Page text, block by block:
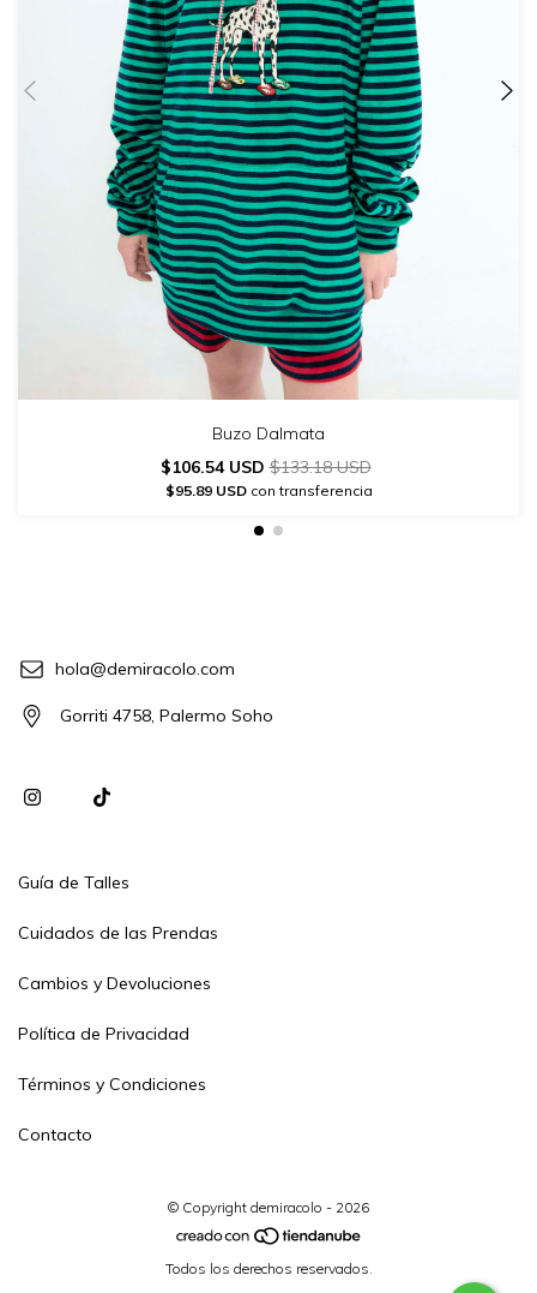
Buzo Dalmata
$106.54 USD$133.18 USD
$95.89 USDcon transferencia
hola@demiracolo.com
Gorriti 4758, Palermo Soho
Guía de Talles
Cuidados de las Prendas
Cambios y Devoluciones
Política de Privacidad
Términos y Condiciones
Contacto
© Copyright demiracolo - 2026
Todos los derechos reservados.